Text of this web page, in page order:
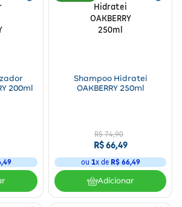
200ml
,49
Shampoo Hidratei
OAKBERRY 250ml
R$ 74,90
R$66,49
ou 1x de R$ 66,49
Adicionar